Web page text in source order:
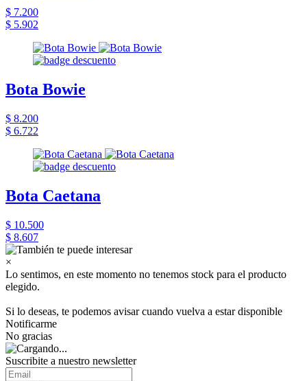
$ 7.200
$ 5.902
Bota Bowie
$ 8.200
$ 6.722
Bota Caetana
$ 10.500
$ 8.607
×
Lo sentimos, en este momento no tenemos stock para el producto
elegido.
Si lo deseas, te podemos avisar cuando vuelva a estar disponible
Notificarme
No gracias
Suscribite a nuestro newsletter